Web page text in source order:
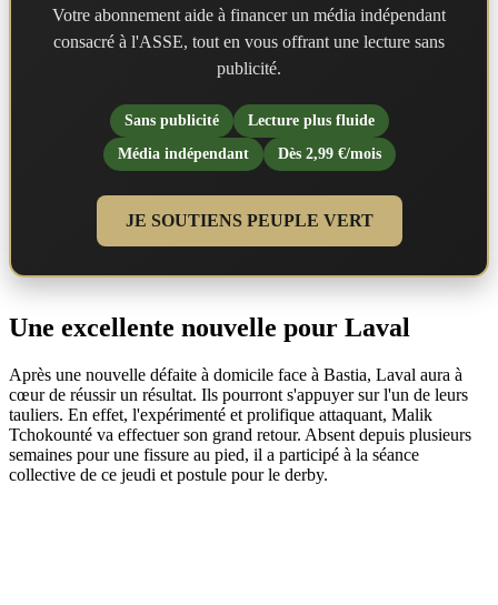
Votre abonnement aide à financer un média indépendant
consacré à l'ASSE, tout en vous offrant une lecture sans
publicité.
Sans publicité
Lecture plus fluide
Média indépendant
Dès 2,99 €/mois
JE SOUTIENS PEUPLE VERT
Une excellente nouvelle pour Laval
Après une nouvelle défaite à domicile face à Bastia, Laval aura à
cœur de réussir un résultat. Ils pourront s'appuyer sur l'un de leurs
tauliers. En effet, l'expérimenté et prolifique attaquant, Malik
Tchokounté va effectuer son grand retour. Absent depuis plusieurs
semaines pour une fissure au pied, il a participé à la séance
collective de ce jeudi et postule pour le derby.